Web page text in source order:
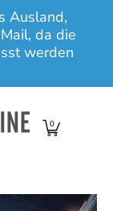
Ausland,
da die
werden
0